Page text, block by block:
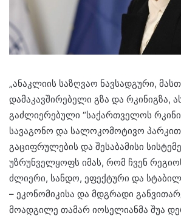
„ანაკლიის საზღვაო ნავსადგური,
დამაკავშირებელი გზა და რკინიგზა,
გაძლიერებული “საქართველოს
სავაგონო და სალოკომოტივო
გაციფრულების და შესაბამისი
უზრუნველყოფს იმას, რომ ჩვენ
ძლიერი, სანდო, ეფექტური და
– ეკონომიკისა და მდგრადი
მოადგილე თამარ იოსელიანმა შუა